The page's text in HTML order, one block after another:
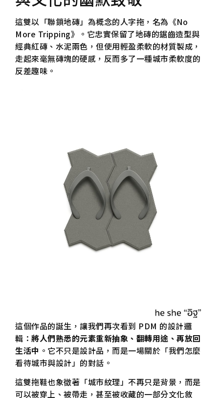
這雙以「聯鎖地磚」為概念的人字拖，名為《No
More Tripping》。它忠實保留了地磚的鋸齒造型與
經典紅磚、水泥兩色，但使用輕盈柔軟的材質製成，
走起來毫無磚塊的硬感，反而多了一種城市柔軟度的
反差趣味。
這個作品的誕生，讓我們再次看到 PDM 的設計邏
輯：將人們熟悉的元素重新抽象、翻轉用途、再放回
生活中 。它不只是設計品，而是一場關於「我們怎麼
看待城市與設計」的對話。
這雙拖鞋也象徵著「城市紋理」不再只是背景，而是
可以被穿上、被帶走，甚至被收藏的一部分文化敘